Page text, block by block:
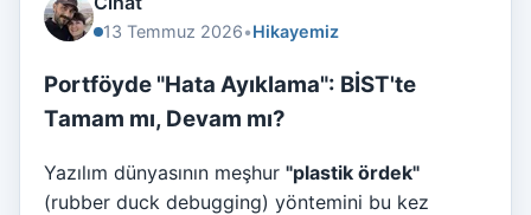
13 Temmuz 2026•Hikayemiz
Portföyde "Hata Ayıklama": BİST'te
Tamam mı, Devam mı?
Yazılım dünyasının meşhur "plastik ördek"
(rubber duck debugging) yöntemini bu kez